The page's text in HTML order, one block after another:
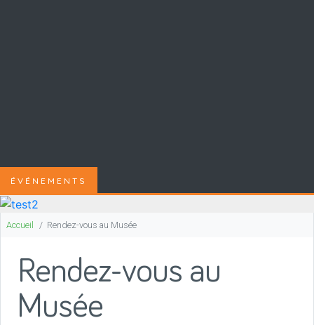
ÉVÉNEMENTS
Accueil Rendez-vous au Musée
Rendez-vous au
Musée